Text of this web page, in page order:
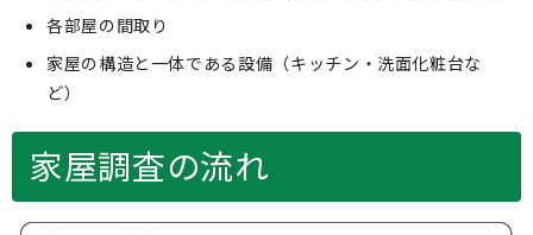
各部屋の間取り
家屋の構造と一体である設備（キッチン・洗面化粧台な
ど）
家屋調査の流れ